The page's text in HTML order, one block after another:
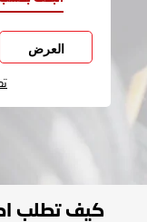
العرض
كيف تطلب